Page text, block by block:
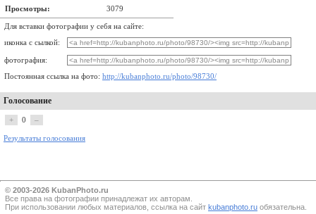
Просмотры: 3079
Для вставки фотографии у себя на сайте:
иконка с сылкой:
фотография:
Постоянная ссылка на фото: http://kubanphoto.ru/photo/98730/
Голосование
+ 0 –
Результаты голосования
© 2003-2026 KubanPhoto.ru
Все прaва на фотографии принадлежат их авторам.
При использовании любых материалов, ссылка на сайт kubanphoto.ru обязательна.